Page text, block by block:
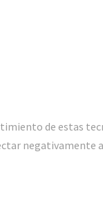
de estas
negativamente